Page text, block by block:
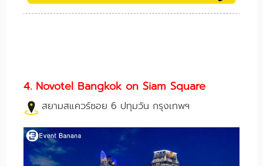
4. Novotel Bangkok on Siam Square
สยามสแควร์ซอย 6 ปทุมวัน กรุงเทพฯ